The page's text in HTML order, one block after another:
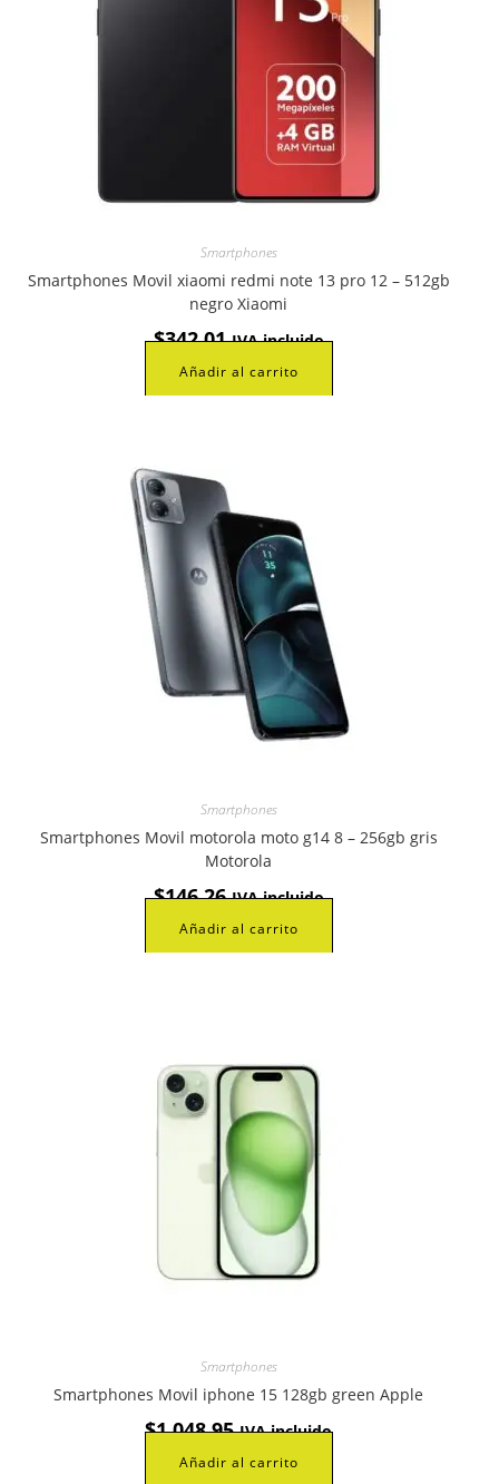
Smartphones
Smartphones Movil xiaomi redmi note 13 pro 12 – 512gb
negro Xiaomi
$342,01 IVA incluido
Añadir al carrito
Smartphones
Smartphones Movil motorola moto g14 8 – 256gb gris
Motorola
$146,26 IVA incluido
Añadir al carrito
Smartphones
Smartphones Movil iphone 15 128gb green Apple
$1.048,95 IVA incluido
Añadir al carrito